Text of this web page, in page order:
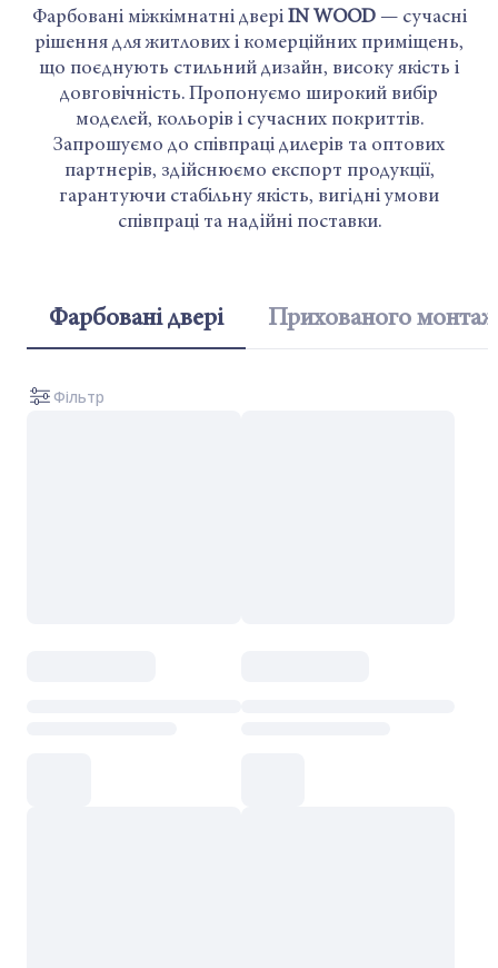
Фарбовані міжкімнатні дверіIN WOOD— сучасні
рішення для житлових і комерційних приміщень,
що поєднують стильний дизайн, високу якість і
довговічність. Пропонуємо широкий вибір
моделей, кольорів і сучасних покриттів.
Запрошуємо до співпраці дилерів та оптових
партнерів, здійснюємо експорт продукції,
гарантуючи стабільну якість, вигідні умови
співпраці та надійні поставки.
Фарбовані двері Прихованого
Фільтр